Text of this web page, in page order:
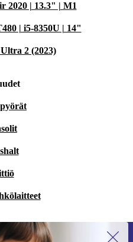
2020 | 13.3" | M1
| i5-8350U | 14"
2 (2023)